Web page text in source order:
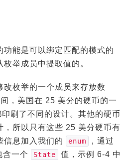
功能是可以绑定匹配的模式的
举成员中提取值的。
枚举的一个成员来存放数
，美国在 25 美分的硬币的一
刷了不同的设计。其他的硬币
，所以只有这些 25 美分硬币有
信息加入我们的
enum
，通过
含一个 State
值，示例 6-4 中